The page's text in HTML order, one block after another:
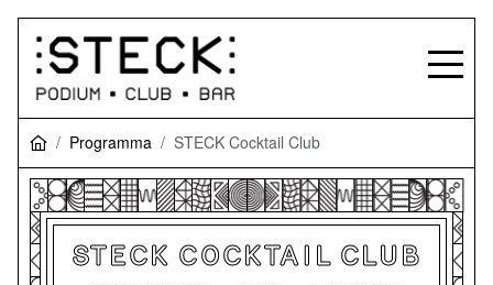
Programma STECK Cocktail Club
STECK COCKTAIL CLUB